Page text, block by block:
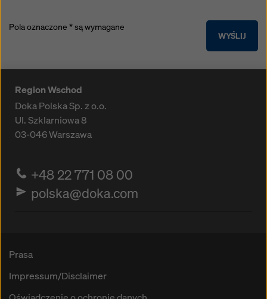
WYŚLIJ
Pola oznaczone * są wymagane
Region Wschod
Doka Polska Sp. z o.o.
Ul. Szklarniowa 8
03-046Warszawa
+48 22 771 08 00
polska@doka.com
Prasa
Impressum/Disclaimer